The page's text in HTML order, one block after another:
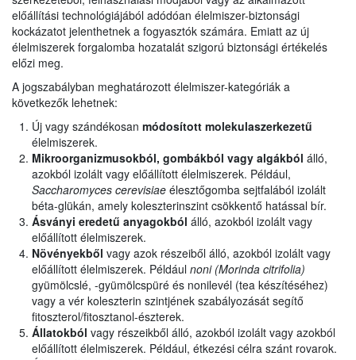
előállítási technológiájából adódóan élelmiszer-biztonsági
kockázatot jelenthetnek a fogyasztók számára. Emiatt az új
élelmiszerek forgalomba hozatalát szigorú biztonsági értékelés
előzi meg.
A jogszabályban meghatározott élelmiszer-kategóriák a
következők lehetnek:
Új vagy szándékosan módosított molekulaszerkezetű
élelmiszerek.
Mikroorganizmusokból, gombákból vagy algákból álló,
azokból izolált vagy előállított élelmiszerek. Például,
Saccharomyces cerevisiae élesztőgomba sejtfalából izolált
béta-glükán, amely koleszterinszint csökkentő hatással bír.
Ásványi eredetű anyagokból álló, azokból izolált vagy
előállított élelmiszerek.
Növényekből vagy azok részeiből álló, azokból izolált vagy
előállított élelmiszerek. Például noni (Morinda citrifolia)
gyümölcslé, -gyümölcspüré és nonilevél (tea készítéséhez)
vagy a vér koleszterin szintjének szabályozását segítő
fitoszterol/fitosztanol-észterek.
Állatokból vagy részeikből álló, azokból izolált vagy azokból
előállított élelmiszerek. Például, étkezési célra szánt rovarok.